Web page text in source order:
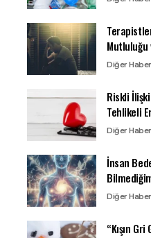
Mutluluğu
Diğer
Riskli
Tehlikeli
Diğer
İnsan
Diğer
“Kışın